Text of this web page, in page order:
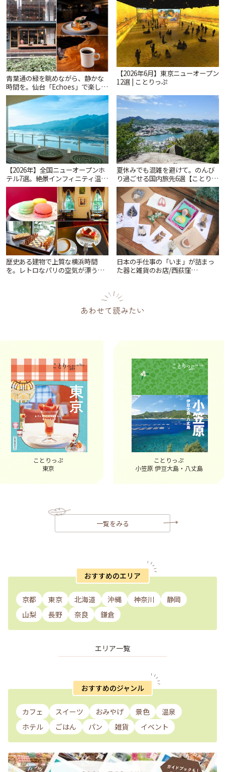
ツ ラボ コンテナート」 | ことりっ
ぷ
レトロ喫茶まで~ | ことりっぷ
青葉通の緑を眺めながら、静かな
時間を。仙台「Echoes」で楽しむ
モーニングとランチ | ことりっぷ
【2026年6月】東京ニューオープン
12選 | ことりっぷ
【2026年】全国ニューオープンホ
テル7選。絶景インフィニティ温泉
から文化財の邸宅まで | ことりっ
ぷ
夏休みでも混雑を避けて。のんび
り過ごせる国内旅先6選【ことりっ
ぷ編集部おすすめ】 | ことりっぷ
歴史ある建物で上質な横浜時間
を。レトロなパリの空気が漂う
日本の手仕事の「いま」が詰まっ
た器と雑貨のお店/西荻窪
あわせて読みたい
ことりっぷ
東京
ことりっぷ
小笠原 伊豆大島・八丈島
一覧をみる
おすすめのエリア
京都 東京 北海道 沖縄 神奈川
静岡
山梨
長野 奈良 鎌倉
エリア一覧
おすすめのジャンル
カフェ スイーツ おみやげ 景色
温泉
ホテル
ごはん パン 雑貨 イベント